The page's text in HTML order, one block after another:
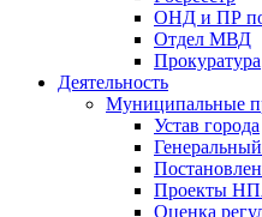
ОНД и ПР по
Отдел МВД
Прокуратура
Деятельность
Муниципальные
Устав города
Проекты
Оценка